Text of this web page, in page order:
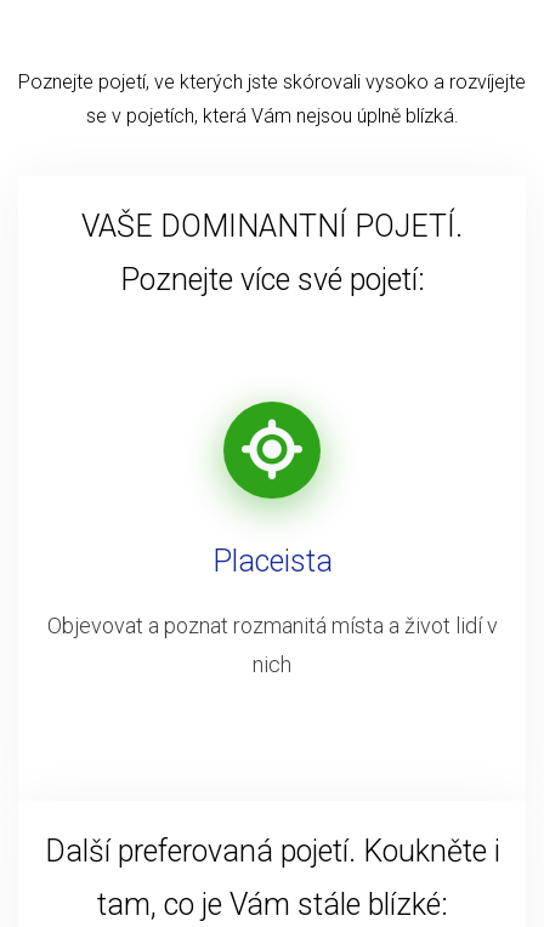
Poznejte pojetí, ve kterých jste skórovali vysoko a rozvíjejte
se v pojetích, která Vám nejsou úplně blízká.
VAŠE DOMINANTNÍ POJETÍ.
Poznejte více své pojetí:
Placeista
Objevovat a poznat rozmanitá místa a život lidí v
nich
Další preferovaná pojetí. Koukněte i
tam, co je Vám stále blízké: